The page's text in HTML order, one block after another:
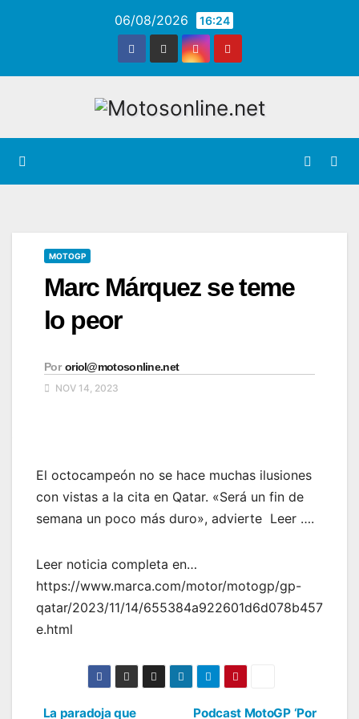
06/08/2026 16:24
MOTOGP
Marc Márquez se teme
lo peor
Por oriol@motosonline.net
NOV 14, 2023
El octocampeón no se hace muchas ilusiones
con vistas a la cita en Qatar. «Será un fin de
semana un poco más duro», advierte Leer ….
Leer noticia completa en…
https://www.marca.com/motor/motogp/gp-
qatar/2023/11/14/655384a922601d6d078b457
e.html
Podcast MotoGP ‘Por
La paradoja que